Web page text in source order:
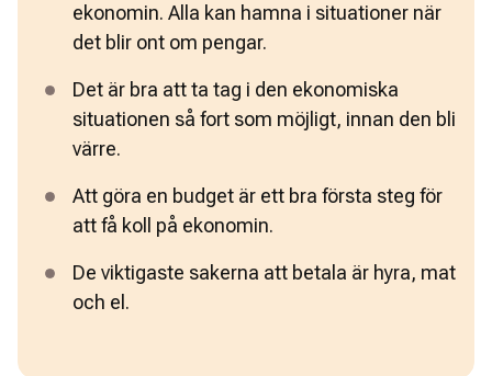
ekonomin. Alla kan hamna i situationer när
det blir ont om pengar.
Det är bra att ta tag i den ekonomiska
situationen så fort som möjligt, innan den bli
värre.
Att göra en budget är ett bra första steg för
att få koll på ekonomin.
De viktigaste sakerna att betala är hyra, mat
och el.